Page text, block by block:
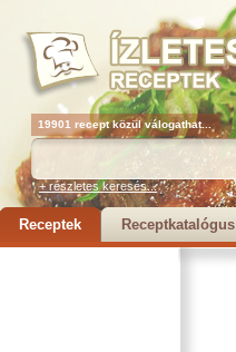
19901 recept közül válogathat...
+ részletes keresés...
Receptek Receptkatalógus